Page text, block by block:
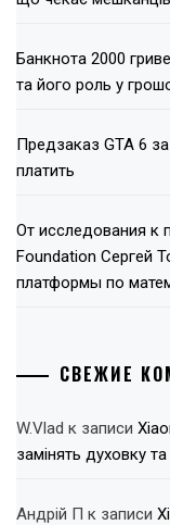
Банкнота 2000
та його роль у
Предзаказ GTA 6
платить
От исследования к
Foundation Сергей
платформы по
СВЕЖИЕ
W.Vlad к записи
замінять духовку
Андрій П к записи